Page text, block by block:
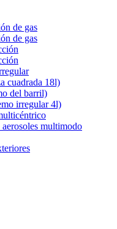
de gas
de gas
cuadrada 18l)
del barril)
irregular 4l)
aerosoles multimodo